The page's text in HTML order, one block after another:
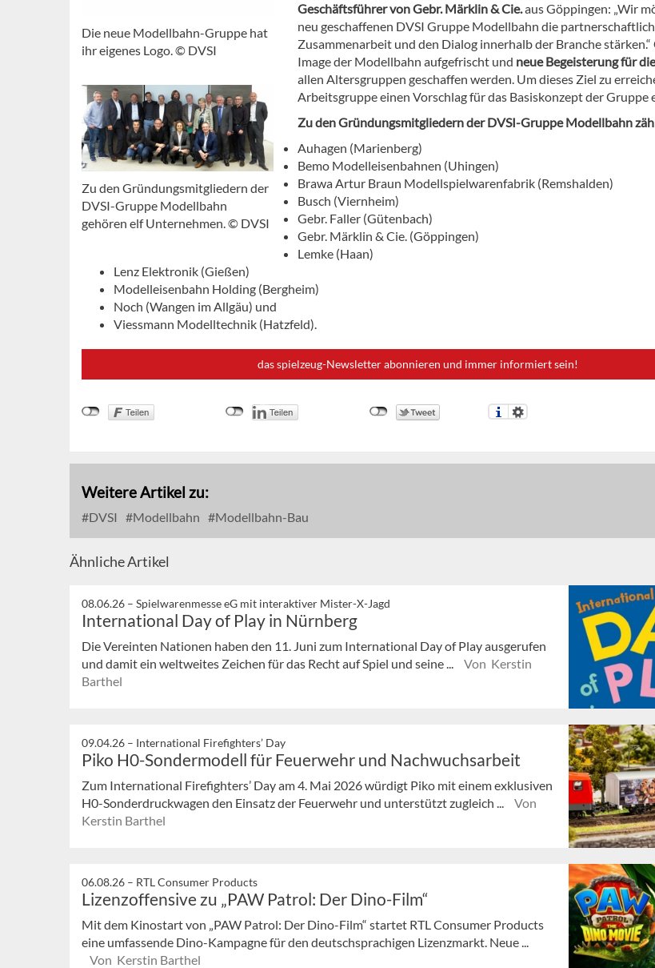
Die neue Modellbahn-Gruppe hat
ihr eigenes Logo. © DVSI
Zu den Gründungsmitgliedern der
DVSI-Gruppe Modellbahn
gehören elf Unternehmen. © DVSI
Geschäftsführer von Gebr. Märklin & Cie.aus Göppingen: „Wir
neu geschaffenen DVSI Gruppe Modellbahn die
Zusammenarbeit und den Dialog innerhalb der Branche stärken.“
Image der Modellbahn aufgefrischt und neue Begeisterung für
allen Altersgruppen geschaffen werden. Um dieses Ziel zu
Arbeitsgruppe einen Vorschlag für das Basiskonzept der Gruppe
Zu den Gründungsmitgliedern der DVSI-Gruppe Modellbahn
Auhagen (Marienberg)
Bemo Modelleisenbahnen (Uhingen)
Brawa Artur Braun Modellspielwarenfabrik (Remshalden)
Busch (Viernheim)
Gebr. Faller (Gütenbach)
Gebr. Märklin & Cie. (Göppingen)
Lemke (Haan)
Lenz Elektronik (Gießen)
Modelleisenbahn Holding (Bergheim)
Noch (Wangen im Allgäu) und
Viessmann Modelltechnik (Hatzfeld).
das spielzeug-Newsletter abonnieren und immer informiert sein!
Weitere Artikel zu:
DVSI Modellbahn Modellbahn-Bau
Ähnliche Artikel
08.06.26 – Spielwarenmesse eG mit interaktiver Mister-X-Jagd
International Day of Play in Nürnberg
Die Vereinten Nationen haben den 11. Juni zum International Day of Play ausgerufen
und damit ein weltweites Zeichen für das Recht auf Spiel und seine ...
Von Kerstin
Barthel
09.04.26 – International Firefighters’ Day
Piko H0-Sondermodell für Feuerwehr und Nachwuchsarbeit
Zum International Firefighters’ Day am 4. Mai 2026 würdigt Piko mit einem exklusiven
H0-Sonderdruckwagen den Einsatz der Feuerwehr und unterstützt zugleich ...
Von
Kerstin Barthel
06.08.26 – RTL Consumer Products
Lizenzoffensive zu „PAW Patrol: Der Dino-Film“
Mit dem Kinostart von „PAW Patrol: Der Dino-Film“ startet RTL Consumer Products
eine umfassende Dino-Kampagne für den deutschsprachigen Lizenzmarkt. Neue ...
Von Kerstin Barthel